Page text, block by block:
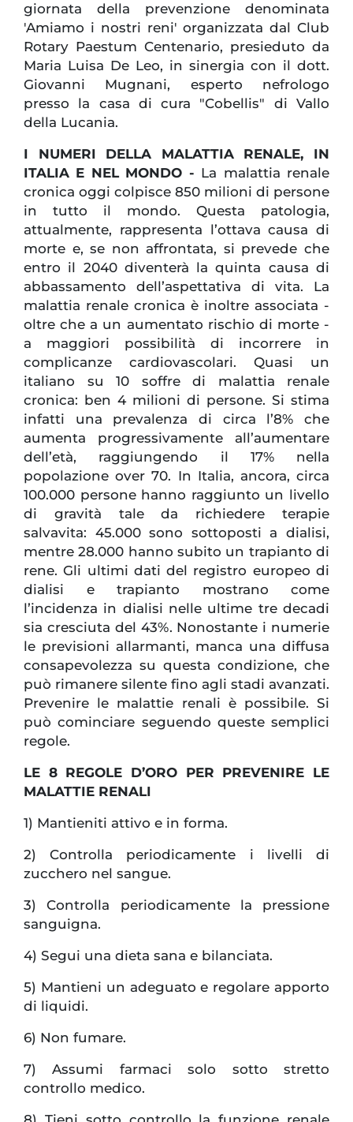
giornata della prevenzione denominata
'Amiamo i nostri reni' organizzata dal Club
Rotary Paestum Centenario, presieduto da
Maria Luisa De Leo, in sinergia con il dott.
Giovanni Mugnani, esperto nefrologo
presso la casa di cura "Cobellis" di Vallo
della Lucania.
I NUMERI DELLA MALATTIA RENALE, IN
ITALIA E NEL MONDO - La malattia renale
cronica oggi colpisce 850 milioni di persone
in tutto il mondo. Questa patologia,
attualmente, rappresenta l’ottava causa di
morte e, se non affrontata, si prevede che
entro il 2040 diventerà la quinta causa di
abbassamento dell’aspettativa di vita. La
malattia renale cronica è inoltre associata -
oltre che a un aumentato rischio di morte -
a maggiori possibilità di incorrere in
complicanze cardiovascolari. Quasi un
italiano su 10 soffre di malattia renale
cronica: ben 4 milioni di persone. Si stima
infatti una prevalenza di circa l’8% che
aumenta progressivamente all’aumentare
dell’età, raggiungendo il 17% nella
popolazione over 70. In Italia, ancora, circa
100.000 persone hanno raggiunto un livello
di gravità tale da richiedere terapie
salvavita: 45.000 sono sottoposti a dialisi,
mentre 28.000 hanno subito un trapianto di
rene. Gli ultimi dati del registro europeo di
dialisi e trapianto mostrano come
l’incidenza in dialisi nelle ultime tre decadi
sia cresciuta del 43%. Nonostante i numerie
le previsioni allarmanti, manca una diffusa
consapevolezza su questa condizione, che
può rimanere silente fino agli stadi avanzati.
Prevenire le malattie renali è possibile. Si
può cominciare seguendo queste semplici
regole.
LE 8 REGOLE D’ORO PER PREVENIRE LE
MALATTIE RENALI
1) Mantieniti attivo e in forma.
2) Controlla periodicamente i livelli di
zucchero nel sangue.
3) Controlla periodicamente la pressione
sanguigna.
4) Segui una dieta sana e bilanciata.
5) Mantieni un adeguato e regolare apporto
di liquidi.
6) Non fumare.
7) Assumi farmaci solo sotto stretto
controllo medico.